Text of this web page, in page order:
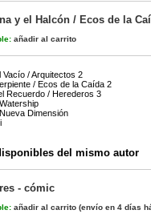
y el Halcón / Ecos de la
añadir al carrito
Vacío / Arquitectos 2
/ Ecos de la Caída 2
Recuerdo / Herederos 3
Dimensión
del mismo autor
- cómic
añadir al carrito (envío en 4 días